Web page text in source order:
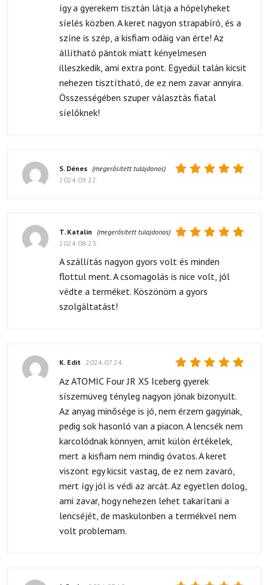
így a gyerekem tisztán látja a hópelyheket
síelés közben. A keret nagyon strapabíró, és a
színe is szép, a kisfiam odáig van érte! Az
állítható pántok miatt kényelmesen
illeszkedik, ami extra pont. Egyedül talán kicsit
nehezen tisztítható, de ez nem zavar annyira.
Összességében szuper választás fiatal
síelőknek!
S. Dénes (megerősített tulajdonos)
2024.09.22.
5/ 5
T. Katalin (megerősített tulajdonos)
2024.08.23.
A szállítás nagyon gyors volt és minden
flottul ment. A csomagolás is nice volt, jól
védte a terméket. Köszönöm a gyors
szolgáltatást!
Értékelés:
5 / 5
K. Edit 2024.07.24.
Az ATOMIC Four JR XS Iceberg gyerek
síszemüveg tényleg nagyon jónak bizonyult.
Az anyag minősége is jó, nem érzem gagyinak,
pedig sok hasonló van a piacon. A lencsék nem
karcolódnak könnyen, amit külön értékelek,
mert a kisfiam nem mindig óvatos. A keret
viszont egy kicsit vastag, de ez nem zavaró,
mert így jól is védi az arcát. Az egyetlen dolog,
ami zavar, hogy nehezen lehet takarítani a
lencséjét, de maskulonben a termékvel nem
volt problemam.